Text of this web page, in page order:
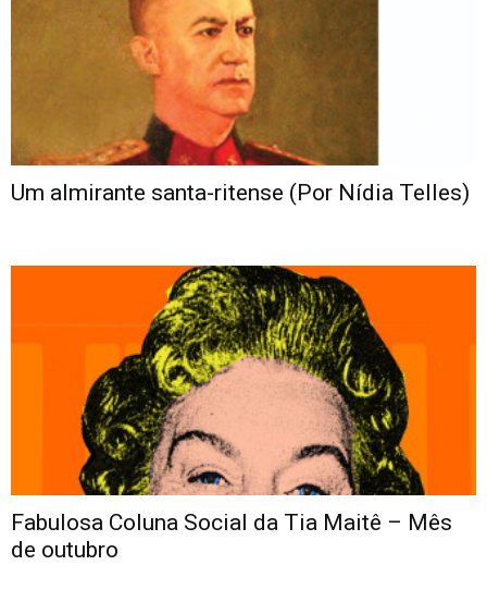
Um almirante santa-ritense (Por Nídia Telles)
Fabulosa Coluna Social da Tia Maitê – Mês
de outubro